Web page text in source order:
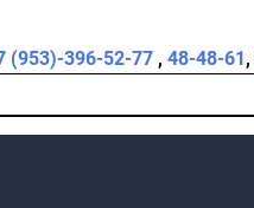
(953)-396-52-77 , 48-48-61,